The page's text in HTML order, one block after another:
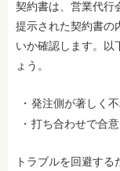
契約書は、営業代行
提示された契約書の
いか確認します。以
ょう。
発注側が著しく
打ち合わせで合
トラブルを回避する